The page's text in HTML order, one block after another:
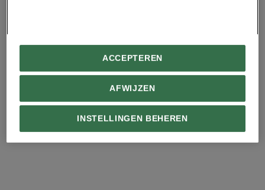
Jaar van de eerste beklimming
Ga je zelf ook tot het uiterste voor dat ene perfecte
plaatje? Doe mee met de National Geographic
Fotowedstrijd.
INSTELLINGEN BEHEREN
AFWIJZEN
ACCEPTEREN